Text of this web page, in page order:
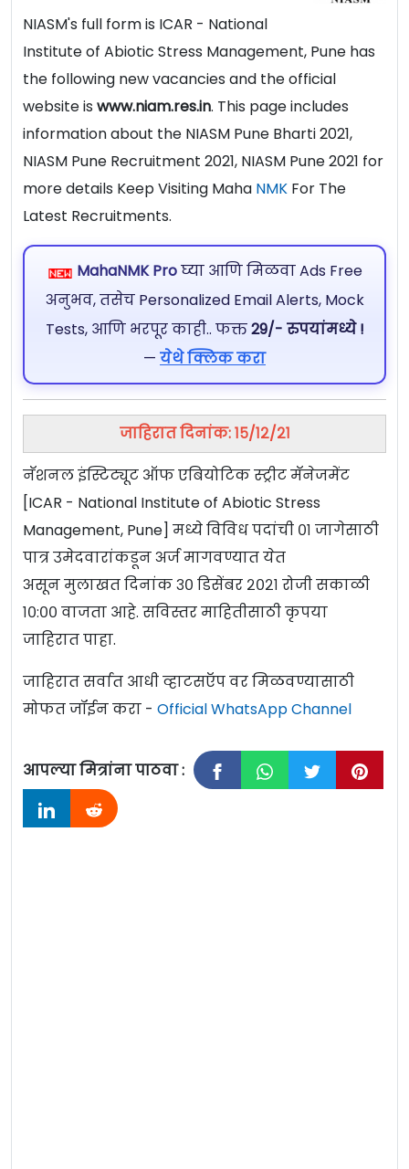
NIASM's full form is ICAR - National
Institute of Abiotic Stress Management, Pune has
the following new vacancies and the official
website is www.niam.res.in. This page includes
information about the NIASM Pune Bharti 2021,
NIASM Pune Recruitment 2021, NIASM Pune 2021 for
more details Keep Visiting Maha NMK For The
Latest Recruitments.
MahaNMK Proघ्या आणि मिळवा Ads Free
अनुभव, तसेच Personalized Email Alerts, Mock
Tests, आणि भरपूर काही.. फक्त29/- रुपयांमध्ये !
— येथे क्लिक करा
जाहिरात दिनांक: १५/१२/२१
नॅशनल इंस्टिट्यूट ऑफ एबियोटिक स्ट्रीट मॅनेजमेंट
[ICAR - National Institute of Abiotic Stress
Management, Pune] मध्ये विविध पदांची ०१ जागेसाठी
पात्र उमेदवारांकडून अर्ज मागवण्यात येत
असून मुलाखत दिनांक ३० डिसेंबर २०२१ रोजी सकाळी
१०:०० वाजता आहे. सविस्तर माहितीसाठी कृपया
जाहिरात पाहा.
जाहिरात सर्वात आधी व्हाटसऍप वर मिळवण्यासाठी
मोफत जॉईन करा - Official WhatsApp Channel
आपल्या मित्रांना पाठवा :